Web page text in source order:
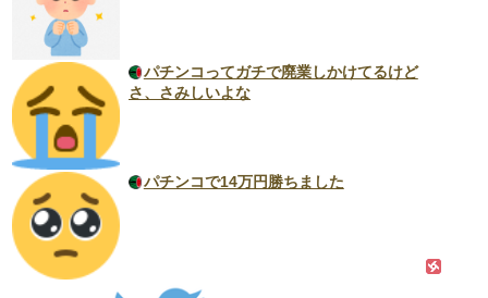
パチンコってガチで廃業しかけてるけど
さ、さみしいよな
パチンコで14万円勝ちました